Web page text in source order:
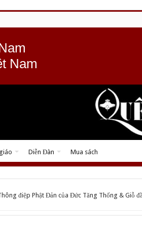
Nam
Diễn Đàn Mua sách
điệp Phật Đản của Đức Tăng Thống & Giỗ